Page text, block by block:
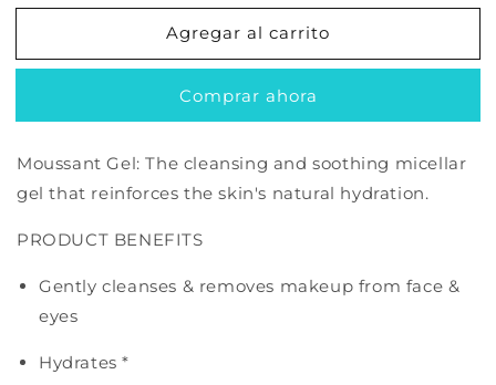
para
Gel
/
oz
para
Sensibio
Gel
200ml
/
6.67
oz
Agregar al carrito
Comprar ahora
Moussant Gel: The cleansing and soothing micellar
gel that reinforces the skin's natural hydration.
PRODUCT BENEFITS
Gently cleanses & removes makeup from face &
eyes
Hydrates *